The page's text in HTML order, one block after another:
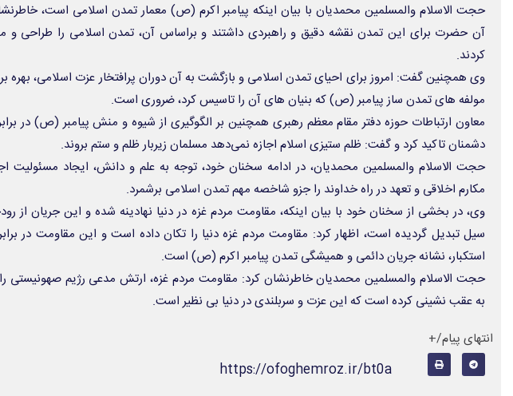
حجت الاسلام والمسلمین محمدیان با بیان اینکه پیامبر اکرم (ص) معمار تمدن اسلامی است،
آن حضرت برای این تمدن نقشه دقیق و راهبردی داشتند و براساس آن، تمدن اسلامی را طراحی و
کردند.
وی همچنین گفت: امروز برای احیای تمدن اسلامی و بازگشت به آن دوران پرافتخار عزت اسلامی، بهره
مولفه های تمدن ساز پیامبر (ص) که بنیان های آن را تاسیس کرد، ضروری است.
معاون ارتباطات حوزه دفتر مقام معظم رهبری همچنین بر الگوگیری از شیوه و منش پیامبر (ص) در
دشمنان تاکید کرد و گفت: ظلم ستیزی اسلام اجازه نمی‌دهد مسلمان زیربار ظلم و ستم بروند.
حجت الاسلام والمسلمین محمدیان، در ادامه سخنان خود، توجه به علم و دانش، ایجاد مسئولیت
مکارم اخلاقی و تعهد در راه خداوند را جزو شاخصه مهم تمدن اسلامی برشمرد.
وی، در بخشی از سخنان خود با بیان اینکه، مقاومت مردم غزه در دنیا نهادینه شده و این جریان از
سیل تبدیل گردیده است، اظهار کرد: مقاومت مردم غزه دنیا را تکان داده است و این مقاومت در
استکبار، نشانه‌ جریان دائمی و همیشگی تمدن‌ پیامبر اکرم (ص) است.
حجت الاسلام والمسلمین محمدیان خاطرنشان کرد: مقاومت مردم غزه، ارتش مدعی رژیم صهونیستی
به عقب نشینی کرده است که این عزت و سربلندی در دنیا بی نظیر است.
انتهای پیام/+
https://ofoghemroz.ir/bt0a